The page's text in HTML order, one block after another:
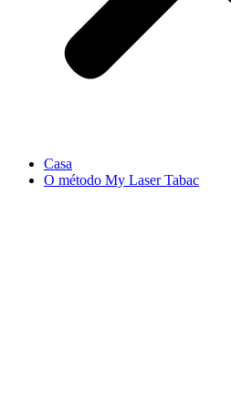
Casa
O método My Laser Tabac